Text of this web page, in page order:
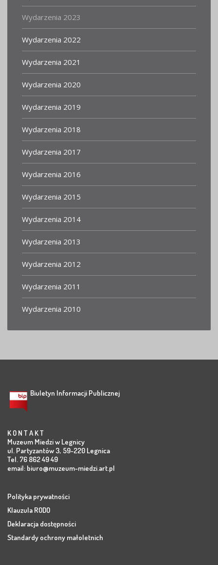
Wydarzenia 2023
Wydarzenia 2022
Wydarzenia 2021
Wydarzenia 2020
Wydarzenia 2019
Wydarzenia 2018
Wydarzenia 2017
Wydarzenia 2016
Wydarzenia 2015
Wydarzenia 2014
Wydarzenia 2013
Wydarzenia 2012
Wydarzenia 2011
Wydarzenia 2010
Biuletyn Informacji Publicznej
K O N T A K T
Muzeum Miedzi w Legnicy
ul. Partyzantów 3, 59-220 Legnica
Tel. 76 862 49 49
email: biuro@muzeum-miedzi.art.pl
Polityka prywatności
Klauzula RODO
Deklaracja dostępności
Standardy ochrony małoletnich